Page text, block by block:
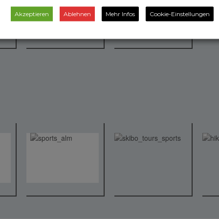
Akzeptieren Ablehnen Mehr Infos Cookie-Einstellungen